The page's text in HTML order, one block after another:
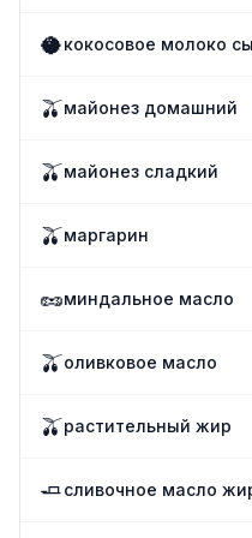
🥥кокосовое молоко
🫒майонез домашний
🫒майонез сладкий
🫒маргарин
🥜миндальное масло
🫒оливковое масло
🫒растительный жир
🧈сливочное масло